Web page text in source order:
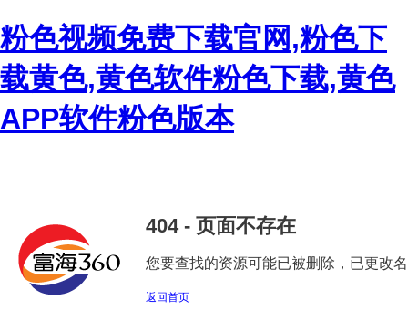
粉色视频免费下载官网,粉色下
载黄色,黄色软件粉色下载,黄色
APP软件粉色版本
404 - 页面不存在
您要查找的资源可能已被删除，已更改名
返回首页